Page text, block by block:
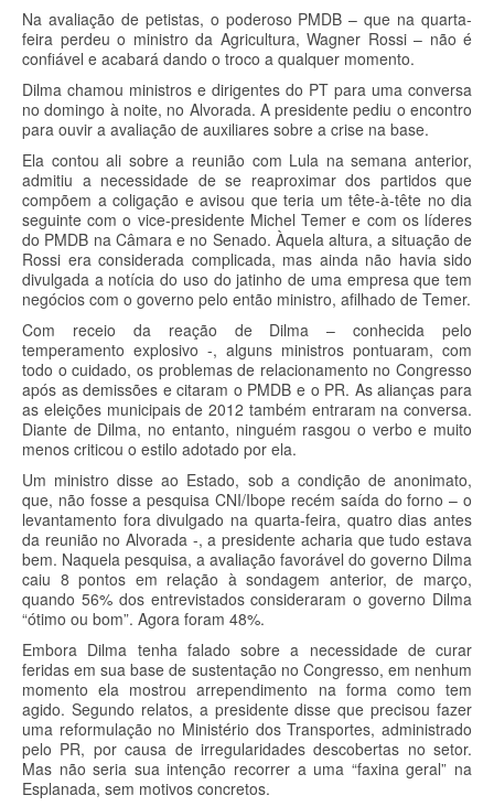
Na avaliação de petistas, o poderoso PMDB – que na quarta-
feira perdeu o ministro da Agricultura, Wagner Rossi – não é
confiável e acabará dando o troco a qualquer momento.
Dilma chamou ministros e dirigentes do PT para uma conversa
no domingo à noite, no Alvorada. A presidente pediu o encontro
para ouvir a avaliação de auxiliares sobre a crise na base.
Ela contou ali sobre a reunião com Lula na semana anterior,
admitiu a necessidade de se reaproximar dos partidos que
compõem a coligação e avisou que teria um tête-à-tête no dia
seguinte com o vice-presidente Michel Temer e com os líderes
do PMDB na Câmara e no Senado. Àquela altura, a situação de
Rossi era considerada complicada, mas ainda não havia sido
divulgada a notícia do uso do jatinho de uma empresa que tem
negócios com o governo pelo então ministro, afilhado de Temer.
Com receio da reação de Dilma – conhecida pelo
temperamento explosivo -, alguns ministros pontuaram, com
todo o cuidado, os problemas de relacionamento no Congresso
após as demissões e citaram o PMDB e o PR. As alianças para
as eleições municipais de 2012 também entraram na conversa.
Diante de Dilma, no entanto, ninguém rasgou o verbo e muito
menos criticou o estilo adotado por ela.
Um ministro disse ao Estado, sob a condição de anonimato,
que, não fosse a pesquisa CNI/Ibope recém saída do forno – o
levantamento fora divulgado na quarta-feira, quatro dias antes
da reunião no Alvorada -, a presidente acharia que tudo estava
bem. Naquela pesquisa, a avaliação favorável do governo Dilma
caiu 8 pontos em relação à sondagem anterior, de março,
quando 56% dos entrevistados consideraram o governo Dilma
“ótimo ou bom”. Agora foram 48%.
Embora Dilma tenha falado sobre a necessidade de curar
feridas em sua base de sustentação no Congresso, em nenhum
momento ela mostrou arrependimento na forma como tem
agido. Segundo relatos, a presidente disse que precisou fazer
uma reformulação no Ministério dos Transportes, administrado
pelo PR, por causa de irregularidades descobertas no setor.
Mas não seria sua intenção recorrer a uma “faxina geral” na
Esplanada, sem motivos concretos.